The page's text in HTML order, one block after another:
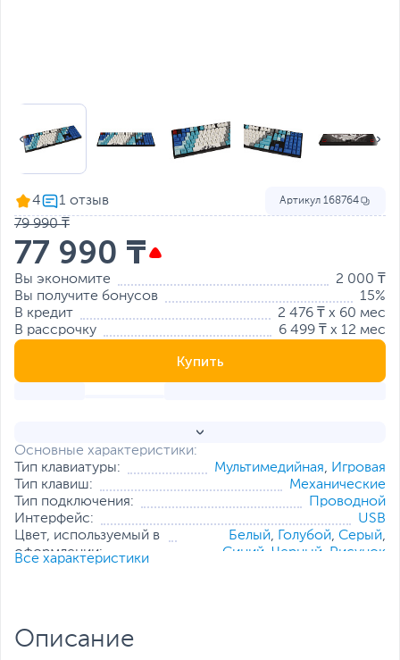
Основные характеристики:
Тип клавиатуры:
Мультимедийная, Игровая
Тип клавиш:
Механические
Тип подключения:
Проводной
Интерфейс:
USB
Цвет, используемый в
оформлении:
Белый, Голубой, Серый,
Синий Черный Рисунок
Все характеристики
4 Артикул 168764
79 990 ₸
77 990 ₸
Вы экономите
2 000 ₸
Вы получите бонусов
15%
В кредит
2 476 ₸ x 60 мес
В рассрочку
6 499 ₸ x 12 мес
Купить
Описание